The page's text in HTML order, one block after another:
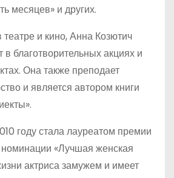
месяцев» и других.
и кино, Анна Козютич
в благотворительных акциях и
Она также преподает
и является автором книги
году стала лауреатом премии
номинации «Лучшая женская
актриса замужем и имеет